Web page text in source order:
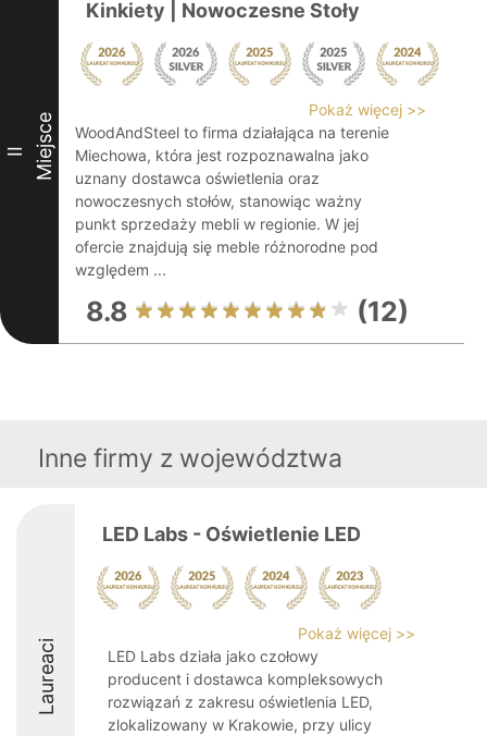
II Miejsce
Kinkiety | Nowoczesne Stoły
Pokaż więcej >>
WoodAndSteel to firma działająca na terenie
Miechowa, która jest rozpoznawalna jako
uznany dostawca oświetlenia oraz
nowoczesnych stołów, stanowiąc ważny
punkt sprzedaży mebli w regionie. W jej
ofercie znajdują się meble różnorodne pod
względem ...
8.8 (12)
Inne firmy z województwa
Laureaci
LED Labs - Oświetlenie LED
Pokaż więcej >>
LED Labs działa jako czołowy
producent i dostawca kompleksowych
rozwiązań z zakresu oświetlenia LED,
zlokalizowany w Krakowie, przy ulicy